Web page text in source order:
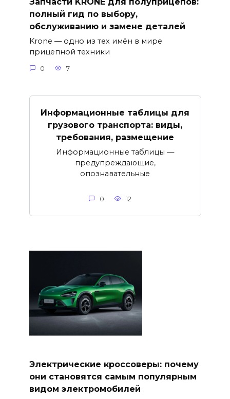
полный гид по выбору,
обслуживанию и замене деталей
Krone — одно из тех имён в мире
прицепной техники
0 7
Информационные таблицы для
грузового транспорта: виды,
требования, размещение
Информационные таблицы —
предупреждающие,
опознавательные
0 12
Электрические кроссоверы: почему
они становятся самым популярным
видом электромобилей